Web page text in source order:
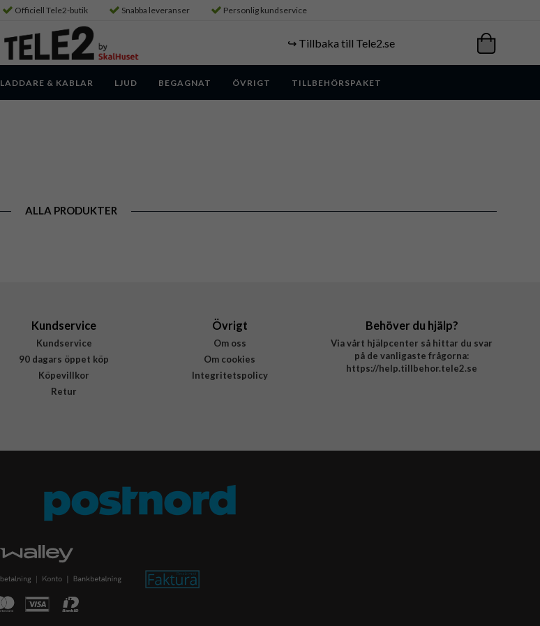
Officiell Tele2-butik Snabba leveranser Personlig kundservice
↪️ Tillbaka till Tele2.se
LADDARE & KABLAR LJUD BEGAGNAT ÖVRIGT TILLBEHÖRSPAKET
ALLA PRODUKTER
Kundservice
Kundservice
90 dagars öppet köp
Köpevillkor
Retur
Övrigt
Om oss
Om cookies
Integritetspolicy
Behöver du hjälp?
Via vårt hjälpcenter så hittar du svar
på de vanligaste frågorna:
https://help.tillbehor.tele2.se